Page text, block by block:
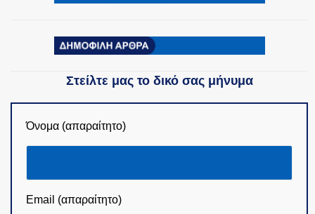
Στείλτε μας το δικό σας μήνυμα
Όνομα (απαραίτητο)
Email (απαραίτητο)